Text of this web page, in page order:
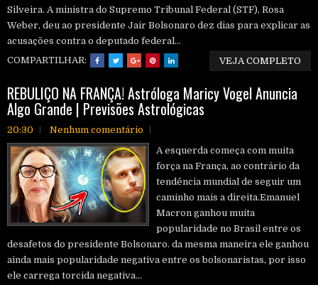
Silveira. A ministra do Supremo Tribunal Federal (STF), Rosa
Weber, deu ao presidente Jair Bolsonaro dez dias para explicar as
acusações contra o deputado federal...
COMPARTILHAR:
VEJA COMPLETO
REBULIÇO NA FRANÇA! Astróloga Maricy Vogel Anuncia
Algo Grande | Previsões Astrológicas
20:30
Nenhum comentário
A esquerda começa com muita
força na França, ao contrário da
tendência mundial de seguir um
caminho mais a direita.Emanuel
Macron ganhou muita
popularidade no Brasil entre os
desafetos do presidente Bolsonaro. da mesma maneira ele ganhou
ainda mais popularidade negativa entre os bolsonaristas, por isso
ele carrega torcida negativa...